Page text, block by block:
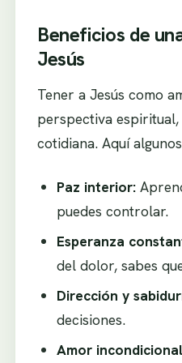
Beneficios de
Jesús
Tener a Jesús como
perspectiva
cotidiana. Aquí
Paz interior:
puedes controlar.
Esperanza
del dolor, sabes
Dirección y
decisiones.
Amor